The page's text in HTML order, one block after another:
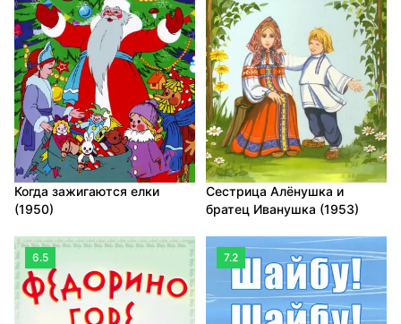
Когда зажигаются елки
(1950)
Сестрица Алёнушка и
братец Иванушка (1953)
6.5 7.2